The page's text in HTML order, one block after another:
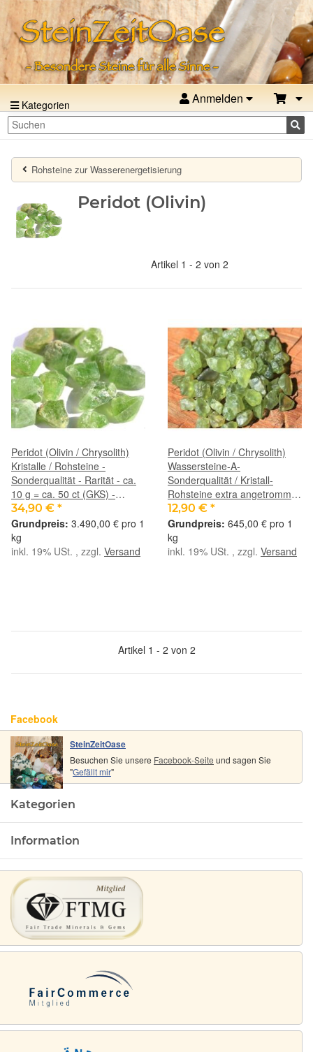
Kategorien Anmelden
Rohsteine zur Wasserenergetisierung
Peridot (Olivin)
Artikel 1 - 2 von 2
Peridot (Olivin / Chrysolith)
Kristalle / Rohsteine -
Sonderqualität - Rarität - ca.
10 g = ca. 50 ct (GKS) -
Restbestand -
34,90 € *
3.490,00 € pro 1
kg
inkl. 19% USt. , zzgl. Versand
Peridot (Olivin / Chrysolith)
Wassersteine-A-
Sonderqualität / Kristall-
Rohsteine extra angetrommelt
- Rarität - ca. 20 g (GKS) -
Restbestand -
12,90 € *
645,00 € pro 1
kg
inkl. 19% USt. , zzgl. Versand
Artikel 1 - 2 von 2
Facebook
SteinZeitOase
Besuchen Sie unsere Facebook-Seite und sagen Sie
"Gefällt mir"
Kategorien
Information